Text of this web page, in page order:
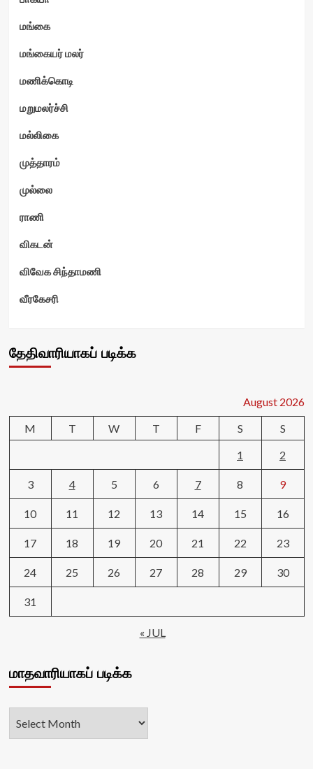
மங்கை
மங்கையர் மலர்
மணிக்கொடி
மறுமலர்ச்சி
மல்லிகை
முத்தாரம்
முல்லை
ராணி
விகடன்
விவேக சிந்தாமணி
வீரகேசரி
தேதிவாரியாகப் படிக்க
August 2026
M
T W T F S
S
1
2
3 4 5 6 7 8 9
10 11 12 13 14 15 16
17 18 19 20 21 22 23
24 25 26 27 28 29 30
31
« JUL
மாதவாரியாகப் படிக்க